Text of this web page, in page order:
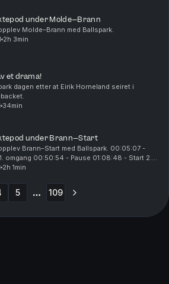
under Molde–Brann
Molde–Brann med Ballspark.
2h 3min
et drama!
dagen etter at Eirik Horneland seiret i
34min
under Brann–Start
Brann–Start med Ballspark. 00:05:07 -
omgang 00:50:54 - Pause 01:08:48 - Start 2.
01:16:04 - 0-1 til Start 01:31:20 - 1-1 til Brann
2h 1min
5 109